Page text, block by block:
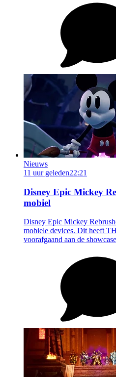
Nieuws
11 uur geleden22:21
Disney Epic Mickey
mobiel
Disney Epic Mickey
mobiele devices. Dit heeft
voorafgaand aan de